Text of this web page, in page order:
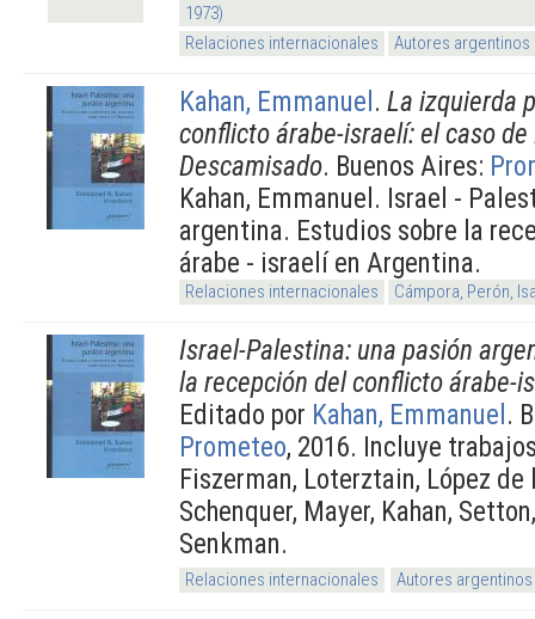
1973)
Relaciones internacionales
Autores argentinos
Kahan, Emmanuel. La izquierda
conflicto árabe-israelí: el caso de
Descamisado. Buenos Aires:
Kahan, Emmanuel. Israel -
argentina. Estudios sobre la
árabe - israelí en Argentina.
Relaciones internacionales Cámpora, Perón,
Israel-Palestina: una pasión
la recepción del conflicto árabe-
Editado por Kahan, Emmanuel.
Prometeo, 2016. Incluye
Fiszerman, Loterztain, López
Schenquer, Mayer, Kahan,
Senkman.
Relaciones internacionales Autores argentinos